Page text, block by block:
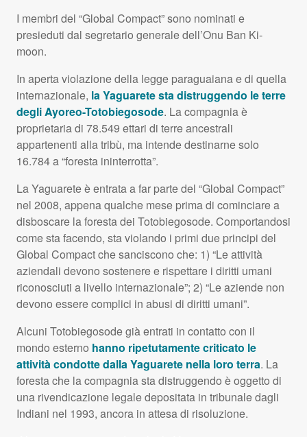
I membri del “Global Compact” sono nominati e
presieduti dal segretario generale dell’Onu Ban Ki-
moon.
In aperta violazione della legge paraguaiana e di quella
internazionale, la Yaguarete sta distruggendo le terre
degli Ayoreo-Totobiegosode. La compagnia è
proprietaria di 78.549 ettari di terre ancestrali
appartenenti alla tribù, ma intende destinarne solo
16.784 a “foresta ininterrotta”.
La Yaguarete è entrata a far parte del “Global Compact”
nel 2008, appena qualche mese prima di cominciare a
disboscare la foresta dei Totobiegosode. Comportandosi
come sta facendo, sta violando i primi due principi del
Global Compact che sanciscono che: 1) “Le attività
aziendali devono sostenere e rispettare i diritti umani
riconosciuti a livello internazionale”; 2) “Le aziende non
devono essere complici in abusi di diritti umani”.
Alcuni Totobiegosode già entrati in contatto con il
mondo esterno hanno ripetutamente criticato le
attività condotte dalla Yaguarete nella loro terra. La
foresta che la compagnia sta distruggendo è oggetto di
una rivendicazione legale depositata in tribunale dagli
Indiani nel 1993, ancora in attesa di risoluzione.